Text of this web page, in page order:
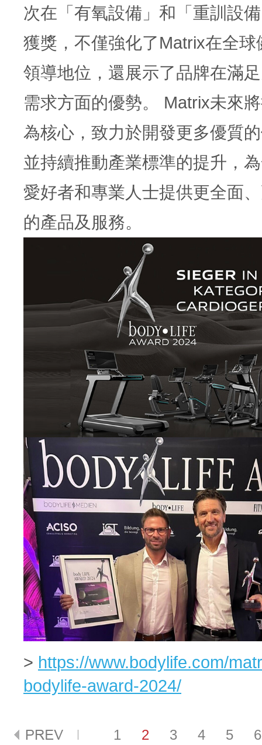
次在「有氧設備」和「重訓設
獲獎，不僅強化了Matrix在全球
領導地位，還展示了品牌在滿
需求方面的優勢。 Matrix未來
為核心，致力於開發更多優質
並持續推動產業標準的提升，
愛好者和專業人士提供更全面
的產品及服務。
> https://www.bodylife.com/
bodylife-award-2024/
1 2 3 4 5 6